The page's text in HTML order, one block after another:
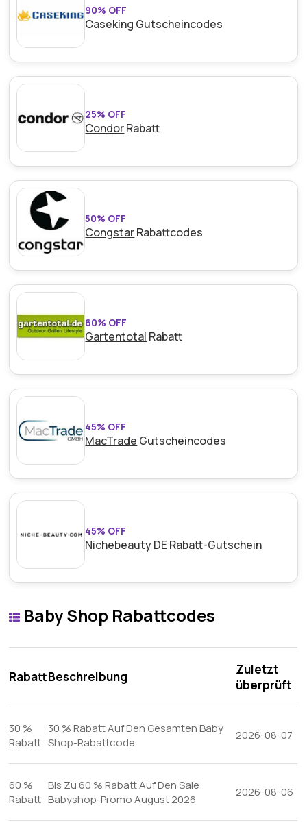
90% OFF
Caseking Gutscheincodes
25% OFF
CondorRabatt
50% OFF
CongstarRabattcodes
60% OFF
Gartentotal Rabatt
45% OFF
MacTrade Gutscheincodes
45% OFF
Nichebeauty DERabatt-Gutschein
Baby Shop Rabattcodes
RabattBeschreibung
Zuletzt
überprüft
30 %
Rabatt
30 % Rabatt Auf Den Gesamten Baby
Shop-Rabattcode
2026-08-07
60 %
Rabatt
Bis Zu 60 % Rabatt Auf Den Sale:
Babyshop-Promo August 2026
2026-08-06